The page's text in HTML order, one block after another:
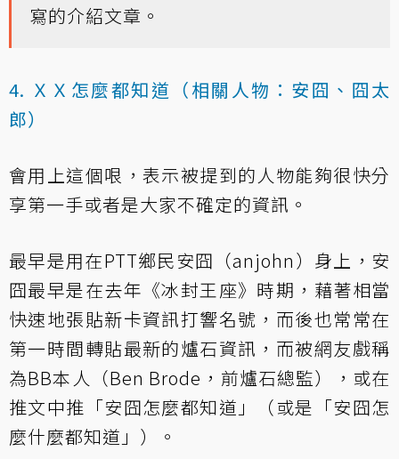
寫的介紹文章 。
4. ＸＸ怎麼都知道（相關人物：安囧、囧太
郎）
會用上這個哏，表示被提到的人物能夠很快分
享第一手或者是大家不確定的資訊。
最早是用在PTT鄉民安囧（anjohn）身上，安
囧最早是在去年《冰封王座》時期，藉著相當
快速地張貼新卡資訊打響名號，而後也常常在
第一時間轉貼最新的爐石資訊，而被網友戲稱
為BB本人（Ben Brode，前爐石總監），或在
推文中推「安囧怎麼都知道」（或是「安囧怎
麼什麼都知道」）。